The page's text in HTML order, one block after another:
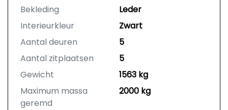
Bekleding
Leder
Interieurkleur
Zwart
Aantal deuren
5
Aantal zitplaatsen
5
Gewicht
1563 kg
Maximum massa
geremd
2000 kg